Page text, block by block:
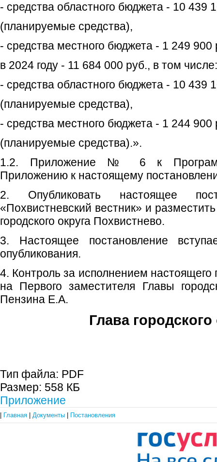
- средства областного бюджета - 10 439
(планируемые средства),
- средства местного бюджета - 1 249 900
в 2024 году - 11 684 000 руб., в том числе:
- средства областного бюджета - 10 439
(планируемые средства),
- средства местного бюджета - 1 244 900
(планируемые средства).».
1.2. Приложение № 6 к
Приложению к настоящему
2. Опубликовать настоящее
«Похвистневский вестник» и
городского округа Похвистнево.
3. Настоящее постановление
опубликования.
4. Контроль за исполнением настоящего
на Первого заместителя Главы
Пензина Е.А.
Глава городского
Тип файла: PDF
Размер: 558 КБ
Приложение
Главная Документы Постановления